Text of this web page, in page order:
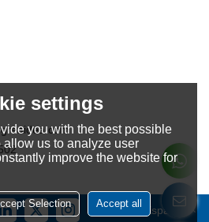
Español
settings
you with the best possible
us to analyze user
improve the website for
Selection Accept all